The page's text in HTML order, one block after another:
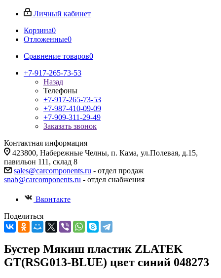
Личный кабинет
Корзина0
Отложенные0
Сравнение товаров0
+7-917-265-73-53
Назад
Телефоны
+7-917-265-73-53
+7-987-410-09-09
+7-909-311-29-49
Заказать звонок
Контактная информация
423800, Набережные Челны, п. Кама, ул.Полевая, д.15,
павильон 111, склад 8
sales@carcomponents.ru - отдел продаж
snab@carcomponents.ru - отдел снабжения
Вконтакте
Поделиться
Бустер Мякиш пластик ZLATEK
GT(RSG013-BLUE) цвет синий 048273